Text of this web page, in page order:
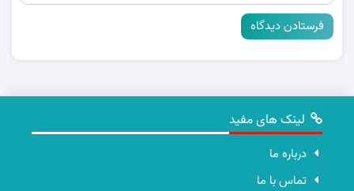
لینک های مفید
درباره ما
تماس با ما